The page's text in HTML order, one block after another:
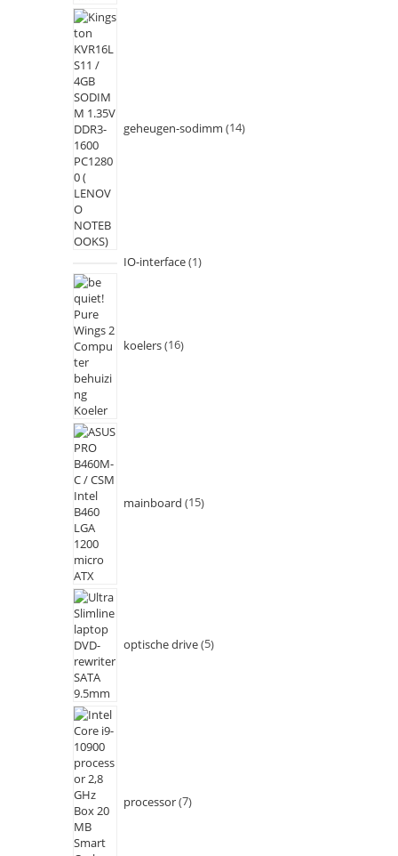
geheugen-sodimm 14
IO-interface 1
koelers 16
mainboard 15
optische drive 5
processor 7